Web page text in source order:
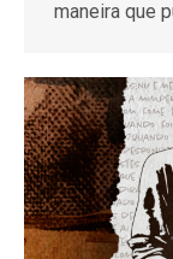
maneira que